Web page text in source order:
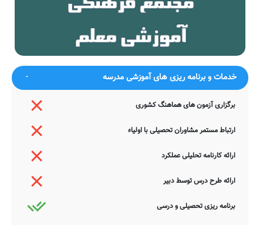
سحرم هاتف میخانه به دولتخواهی
گفت بازآی که دیرینه این
همچو جم جرعه ما کش که ز سر دو
جهان
پرتو جام جهان بین دهدت
آگاهی
ضمناً یادآور می شود اطلاعات مندرج در این صفحه توسط موتورهای
جستجوی هوشمند سامانه های آنلاین گردآوری شده است. به همین جهت
ممکن است در برخی از موارد، دچار خطا بوده و یا نیازمند بروزرسانی
باشند. چنانچه شما از عوامل این مدرسه هستید و یا اطلاعات دقیقتری در
این خصوص دارید عمیقاً خواهشمندیم ما را جهت اصلاح و تکمیل این
اطلاعات یاری نمایید. سامانه مدرسانه ، مشتاقانه پذیرای دیدگاه ها و نقطه
خدمات و برنامه ریزی های آموزشی مدرسه
برگزاری آزمون های هماهنگ کشوری
ارتباط مستمر مشاوران تحصیلی با اولیاء
ارائه کارنامه تحلیلی عملکرد
ارائه طرح درس توسط دبیر
برنامه ریزی تحصیلی و درسی